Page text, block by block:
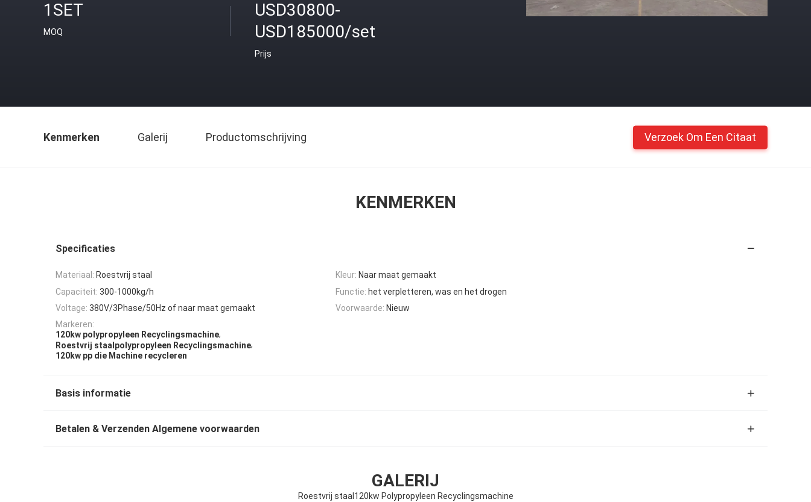
1SET
MOQ
USD30800-
USD185000/set
Prijs
Kenmerken Galerij Productomschrijving Verzoek Om Een Citaat
KENMERKEN
Specificaties
Materiaal: Roestvrij staal Kleur: Naar maat gemaakt
Capaciteit: 300-1000kg/h Functie: het verpletteren, was en het drogen
Voltage: 380V/3Phase/50Hz of naar maat gemaakt Voorwaarde: Nieuw
Markeren:
120kw polypropyleen Recyclingsmachine,
Roestvrij staalpolypropyleen Recyclingsmachine,
120kw pp die Machine recycleren
Basis informatie
Betalen & Verzenden Algemene voorwaarden
GALERIJ
Roestvrij staal120kw Polypropyleen Recyclingsmachine